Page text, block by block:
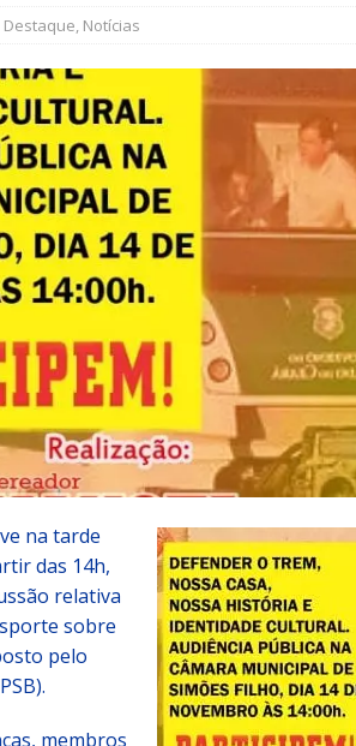
Nota Dez”
Destaque, Notícias
na tarde
das 14h,
relativa
sobre
pelo
membros